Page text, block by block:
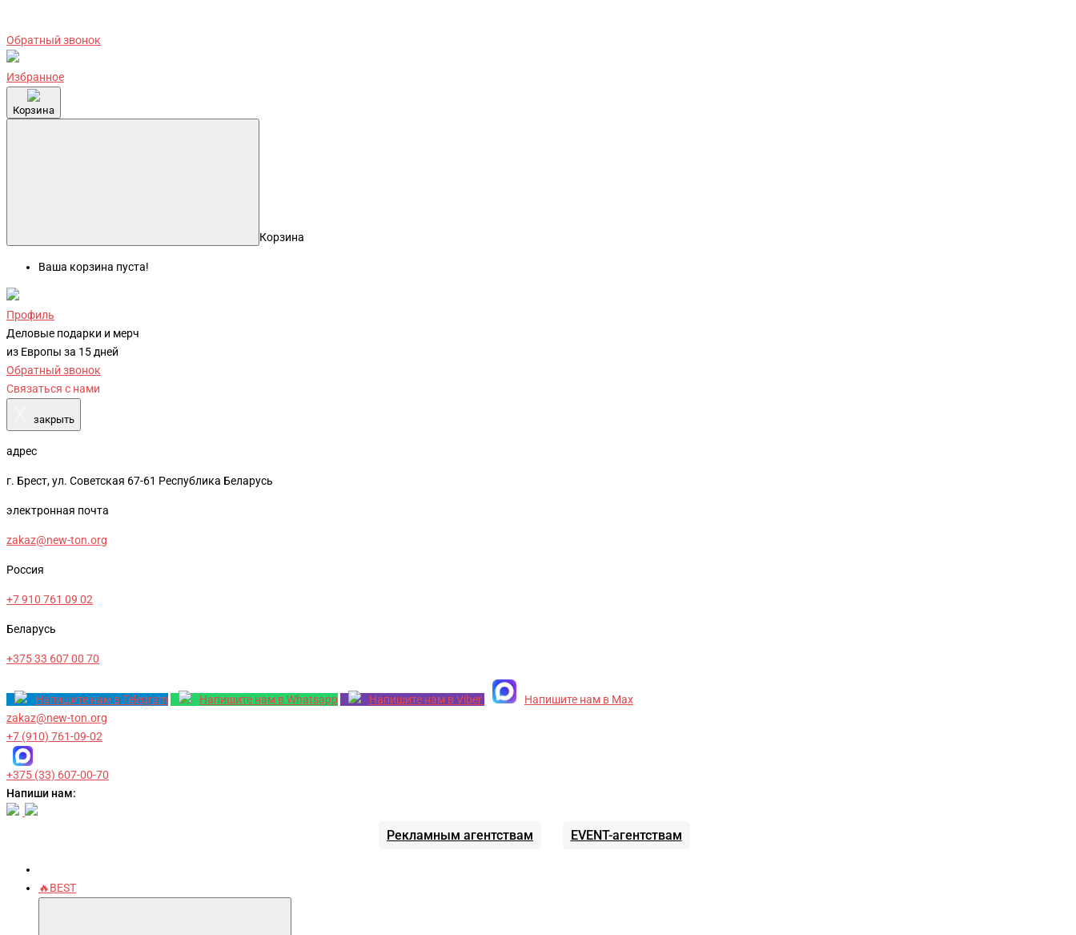
Обратный звонок
Избранное
Корзина
Корзина
Ваша корзина пуста!
Профиль
Деловые подарки и мерч
из Европы за 15 дней
Обратный звонок
Связаться с нами
закрыть
адрес
г. Брест, ул. Советская 67-61 Республика Беларусь
электронная почта
zakaz@new-ton.org
Россия
+7 910 761 09 02
Беларусь
+375 33 607 00 70
Напишите нам в Telegram Напишите нам в Whatsapp Напишите нам в Viber
Напишите нам в Max
zakaz@new-ton.org
+7 (910) 761-09-02
+375 (33) 607-00-70
Напиши нам:
Рекламным агентствам EVENT-агентствам
🔥BEST